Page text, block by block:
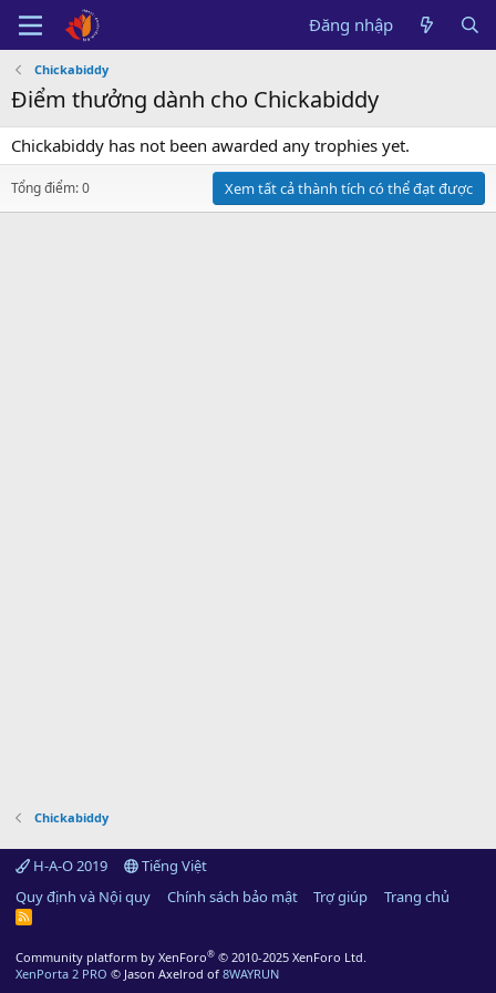
Đăng nhập
Chickabiddy
Điểm thưởng dành cho Chickabiddy
Chickabiddy has not been awarded any trophies yet.
Tổng điểm: 0 Xem tất cả thành tích có thể đạt được
Chickabiddy
H-A-O 2019
Tiếng Việt
Quy định và Nội quy
Chính sách bảo mật Trợ giúp Trang chủ
R
Community platform by XenForo® © 2010-2025 XenForo Ltd.
XenPorta 2 PRO © Jason Axelrod of 8WAYRUN